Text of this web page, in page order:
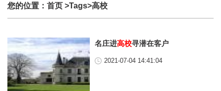
您的位置： 首页 >Tags>高校
名庄进高校寻潜在客户
2021-07-04 14:41:04